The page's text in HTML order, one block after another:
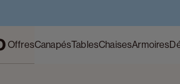
OffresCanapésTablesChaisesArmoires